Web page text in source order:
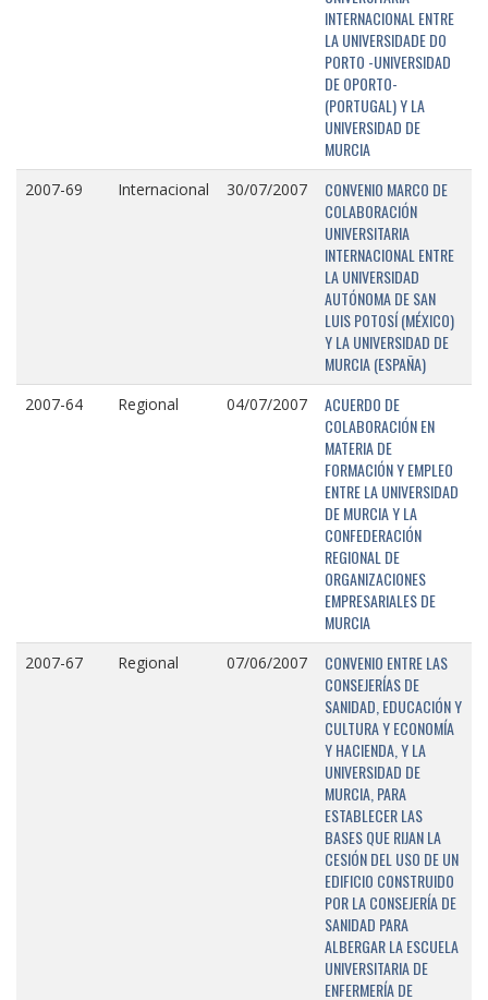
INTERNACIONAL ENTRE
LA UNIVERSIDADE DO
PORTO -UNIVERSIDAD
DE OPORTO-
(PORTUGAL) Y LA
UNIVERSIDAD DE
MURCIA
2007-69 Internacional 30/07/2007
CONVENIO MARCO DE
COLABORACIÓN
UNIVERSITARIA
INTERNACIONAL ENTRE
LA UNIVERSIDAD
AUTÓNOMA DE SAN
LUIS POTOSÍ (MÉXICO)
Y LA UNIVERSIDAD DE
MURCIA (ESPAÑA)
2007-64 Regional 04/07/2007
ACUERDO DE
COLABORACIÓN EN
MATERIA DE
FORMACIÓN Y EMPLEO
ENTRE LA UNIVERSIDAD
DE MURCIA Y LA
CONFEDERACIÓN
REGIONAL DE
ORGANIZACIONES
EMPRESARIALES DE
MURCIA
2007-67 Regional 07/06/2007
CONVENIO ENTRE LAS
CONSEJERÍAS DE
SANIDAD, EDUCACIÓN Y
CULTURA Y ECONOMÍA
Y HACIENDA, Y LA
UNIVERSIDAD DE
MURCIA, PARA
ESTABLECER LAS
BASES QUE RIJAN LA
CESIÓN DEL USO DE UN
EDIFICIO CONSTRUIDO
POR LA CONSEJERÍA DE
SANIDAD PARA
ALBERGAR LA ESCUELA
UNIVERSITARIA DE
ENFERMERÍA DE